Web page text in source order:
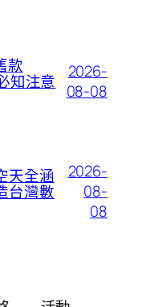
款
知注意
2026-
08-08
天全涵
台灣數
2026-
08-
08